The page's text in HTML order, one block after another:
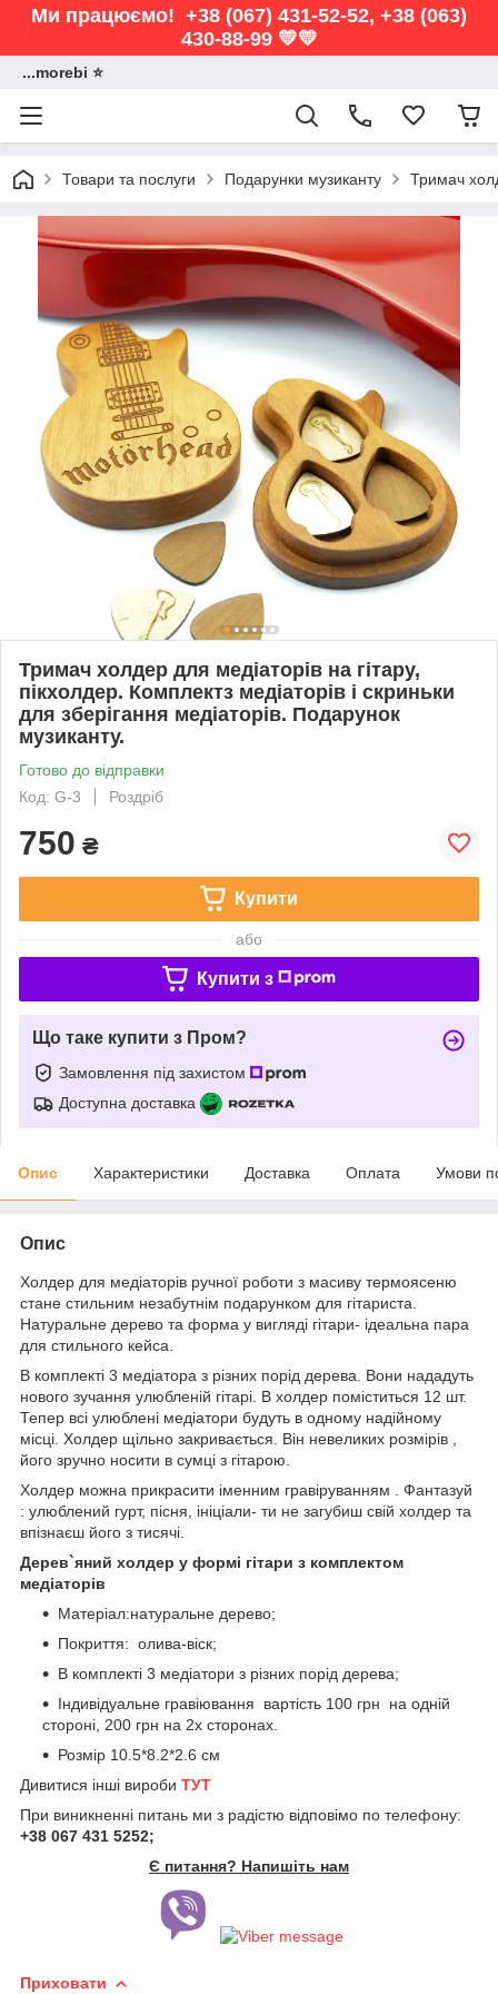
Ми працюємо! +38 (067) 431-52-52, +38 (063)
430-88-99 💛💛
...morebi ⭐️
Товари та послуги Подарунки музиканту Тримач
Тримач холдер для медіаторів на гітару,
пікхолдер. Комплектз медіаторів і скриньки
для зберігання медіаторів. Подарунок
музиканту.
Готово до відправки
Код: G-3
Роздріб
750 ₴
Купити
або
Купити з
Що таке купити з Пром?
Замовлення під захистом
Доступна доставка
Опис Характеристики Доставка Оплата Умови
Опис
Холдер для медіаторів ручної роботи з масиву термоясеню
стане стильним незабутнім подарунком для гітариста.
Натуральне дерево та форма у вигляді гітари- ідеальна пара
для стильного кейса.
В комплекті 3 медіатора з різних порід дерева. Вони нададуть
нового зучання улюбленій гітарі. В холдер поміститься 12 шт.
Тепер всі улюблені медіатори будуть в одному надійному
місці. Холдер щільно закривається. Він невеликих розмірів ,
його зручно носити в сумці з гітарою.
Холдер можна прикрасити іменним гравіруванням . Фантазуй
: улюблений гурт, пісня, ініціали- ти не загубиш свій холдер та
впізнаєш його з тисячі.
Дерев`яний холдер у формі гітари з комплектом
медіаторів
Матеріал:натуральне дерево;
Покриття: олива-віск;
В комплекті 3 медіатори з різних порід дерева;
Індивідуальне гравіювання вартість 100 грн на одній
стороні, 200 грн на 2х сторонах.
Розмір 10.5*8.2*2.6 см
Дивитися інші вироби ТУТ
При виникненні питань ми з радістю відповімо по телефону:
+38 067 431 5252;
Є питання? Напишіть нам
Приховати